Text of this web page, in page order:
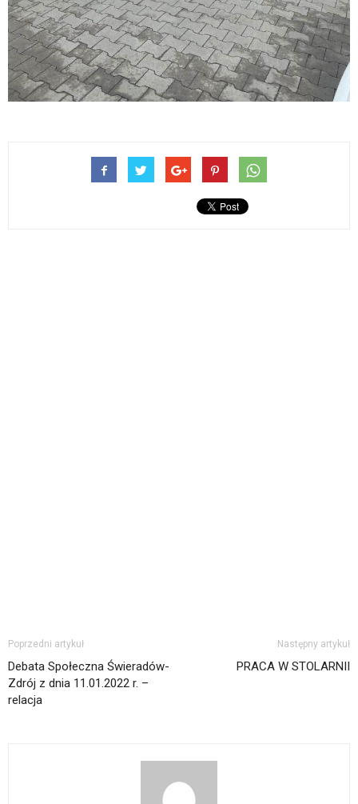
Poprzedni artykuł
Debata Społeczna Świeradów-
Zdrój z dnia 11.01.2022 r. –
relacja
Następny artykuł
PRACA W STOLARNII